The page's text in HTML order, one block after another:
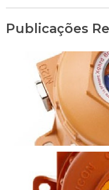
Publicações